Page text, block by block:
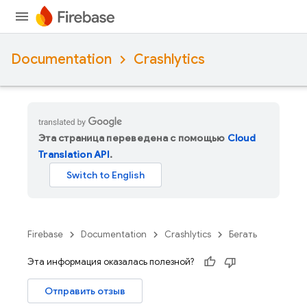
Documentation Crashlytics
Эта страница переведена с помощью Cloud
Translation API.
Firebase Documentation Crashlytics Бегать
Эта информация оказалась полезной?
Отправить отзыв